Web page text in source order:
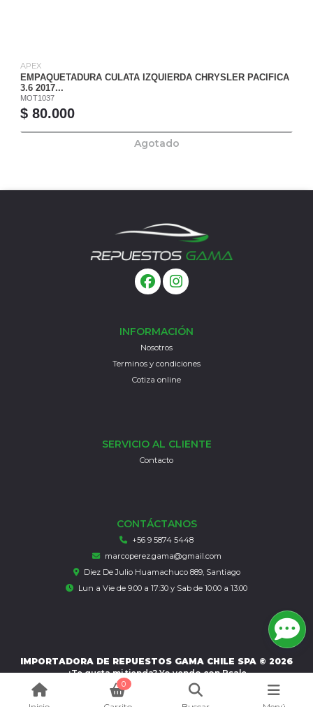
APEX
EMPAQUETADURA CULATA IZQUIERDA CHRYSLER PACIFICA
3.6 2017...
MOT1037
$ 80.000
Agotado
INFORMACIÓN
Nosotros
Terminos y condiciones
Cotiza online
SERVICIO AL CLIENTE
Contacto
CONTÁCTANOS
+56 9 5874 5448
marcoperez.gama@gmail.com
Diez De Julio Huamachuco 889, Santiago
Lun a Vie de 9:00 a 17:30 y Sab de 10:00 a 13:00
IMPORTADORA DE REPUESTOS GAMA CHILE SPA © 2026
¿Te gusta mi tienda? Yo vendo conBsale
0